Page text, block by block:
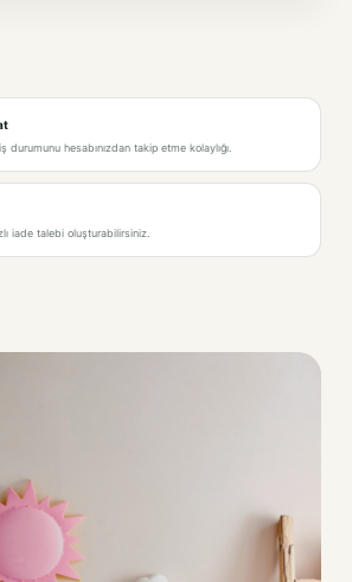
hesabınızdan takip etme kolaylığı.
iade talebi oluşturabilirsiniz.